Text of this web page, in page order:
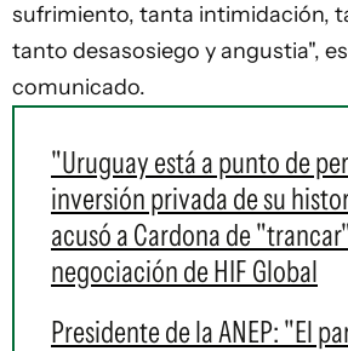
sufrimiento, tanta intimidación,
tanto desasosiego y angustia",
comunicado.
"Uruguay está a punto de
inversión privada de su
acusó a Cardona de
negociación de HIF Global
Presidente de la ANEP: "El